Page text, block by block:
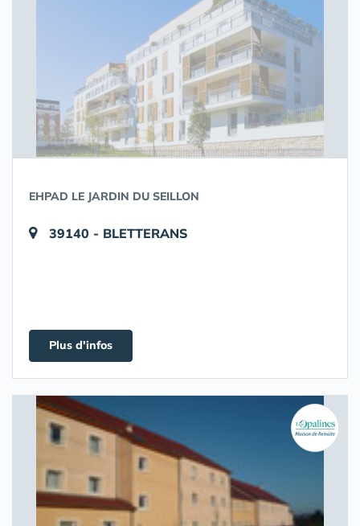
EHPAD LE JARDIN DU SEILLON
39140 - BLETTERANS
Plus d'infos